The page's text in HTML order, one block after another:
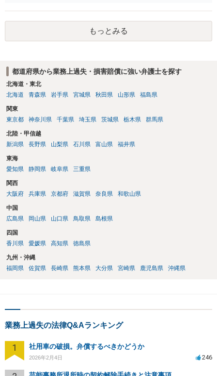
ずは最寄りの法律事務所にご相談されてはいかがでしょうか。
もっとみる
都道府県から業務上過失・損害賠償に強い弁護士を探す
北海道・東北
北海道
青森県 岩手県 宮城県 秋田県 山形県 福島県
関東
東京都
神奈川県 千葉県 埼玉県 茨城県 栃木県 群馬県
北陸・甲信越
新潟県
長野県 山梨県 石川県 富山県 福井県
東海
愛知県
静岡県 岐阜県 三重県
関西
大阪府
兵庫県 京都府 滋賀県 奈良県 和歌山県
中国
広島県
岡山県 山口県 鳥取県 島根県
四国
香川県
愛媛県 高知県 徳島県
九州・沖縄
福岡県
佐賀県 長崎県 熊本県 大分県 宮崎県 鹿児島県 沖縄県
業務上過失の法律Q&Aランキング
1 社用車の破損。弁償するべきかどうか
2026年2月4日 246